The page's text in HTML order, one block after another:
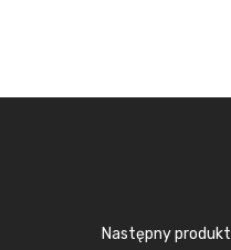
Następny produkt